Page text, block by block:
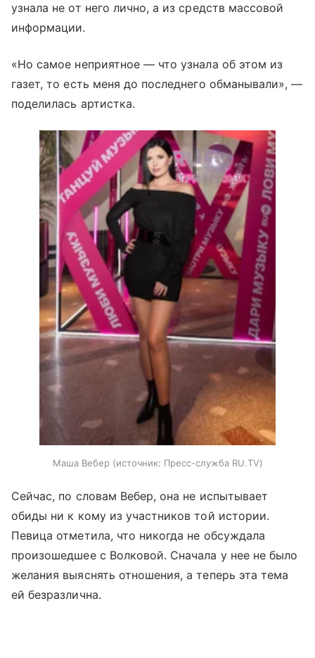
узнала не от него лично, а из средств массовой
информации.
«Но самое неприятное — что узнала об этом из
газет, то есть меня до последнего обманывали», —
поделилась артистка.
Маша Вебер источник: Пресс-служба RU.TV
Сейчас, по словам Вебер, она не испытывает
обиды ни к кому из участников той истории.
Певица отметила, что никогда не обсуждала
произошедшее с Волковой. Сначала у нее не было
желания выяснять отношения, а теперь эта тема
ей безразлична.